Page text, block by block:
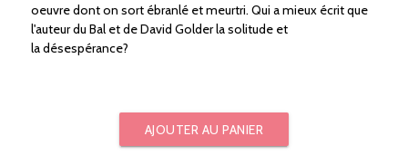
oeuvre dont on sort ébranlé et meurtri. Qui a mieux écrit que
l'auteur du Bal et de David Golder la solitude et
la désespérance?
AJOUTER AU PANIER